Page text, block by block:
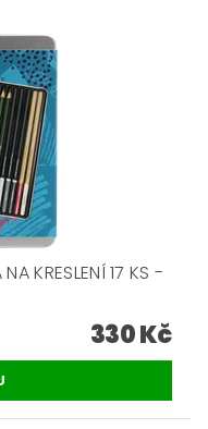
KRESLENÍ 17 KS -
330 Kč